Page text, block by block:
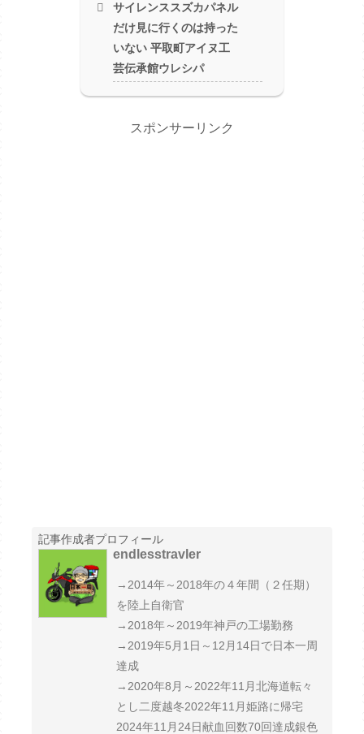
サイレンススズカパネル
だけ見に行くのは持った
いない 平取町アイヌ工
芸伝承館ウレシパ
スポンサーリンク
記事作成者プロフィール
endlesstravler
→2014年～2018年の４年間（２任期）
を陸上自衛官
→2018年～2019年神戸の工場勤務
→2019年5月1日～12月14日で日本一周
達成
→2020年8月～2022年11月北海道転々
とし二度越冬2022年11月姫路に帰宅
2024年11月24日献血回数70回達成銀色